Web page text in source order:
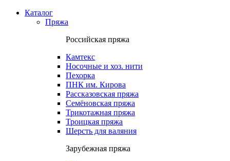
Каталог
Пряжа
Российская пряжа
Камтекс
Носочные и хоз. нити
Пехорка
ПНК им. Кирова
Рассказовская пряжа
Семёновская пряжа
Трикотажная пряжа
Троицкая пряжа
Шерсть для валяния
Зарубежная пряжа